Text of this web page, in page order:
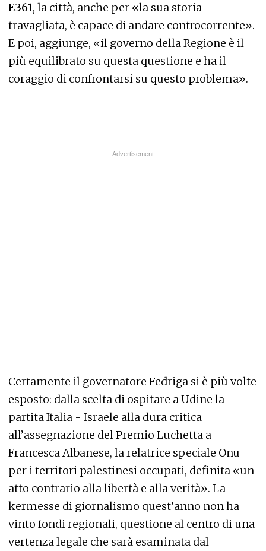
E361, la città, anche per «la sua storia
travagliata, è capace di andare controcorrente».
E poi, aggiunge, «il governo della Regione è il
più equilibrato su questa questione e ha il
coraggio di confrontarsi su questo problema».
Certamente il governatore Fedriga si è più volte
esposto: dalla scelta di ospitare a Udine la
partita Italia - Israele alla dura critica
all’assegnazione del Premio Luchetta a
Francesca Albanese, la relatrice speciale Onu
per i territori palestinesi occupati, definita «un
atto contrario alla libertà e alla verità». La
kermesse di giornalismo quest’anno non ha
vinto fondi regionali, questione al centro di una
vertenza legale che sarà esaminata dal